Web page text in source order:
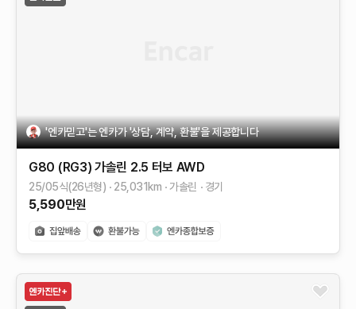
'엔카믿고'는 엔카가 '상담, 계약, 환불'을 제공합니다
G80 (RG3) 가솔린 2.5 터보 AWD
25/05식(26년형) 25,031 km 가솔린 경기
5,590만원